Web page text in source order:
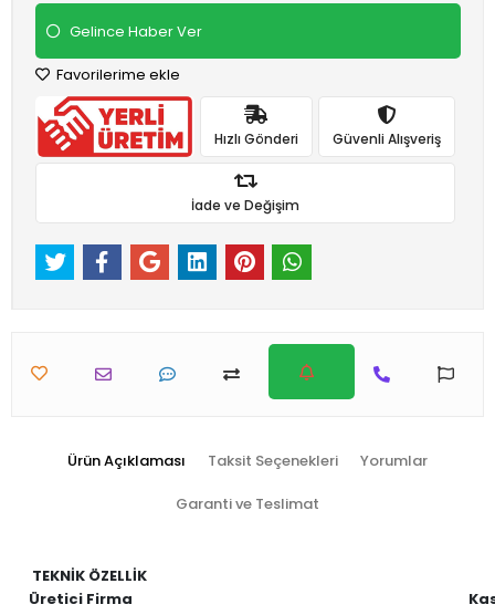
Gelince Haber Ver
Favorilerime ekle
Hızlı Gönderi Güvenli Alışveriş
İade ve Değişim
Ürün Açıklaması Taksit Seçenekleri Yorumlar
Garanti ve Teslimat
TEKNİK ÖZELLİK
Üretici Firma